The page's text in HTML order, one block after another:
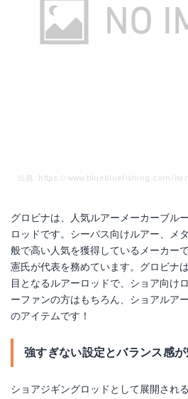
出典: https://www.bluebluefishing.com/
グロビナは、人気ルアーメーカーブル
ロッドです。シーバス向けルアー、メ
般で高い人気を獲得しているメーカー
憲氏が代表を務めています。グロビナ
目となるルアーロッドで、ショア向け
ーファンの方はもちろん、ショアルア
のアイテムです！
強すぎない設定とバランス感が
ショアジギングロッドとして展開され